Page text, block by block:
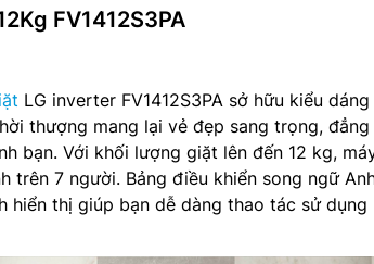
FV1412S3PA
LG inverter FV1412S3PA sở hữu kiểu
thượng mang lại vẻ đẹp sang trọng,
bạn. Với khối lượng giặt lên đến 12 kg,
trên 7 người. Bảng điều khiển song ngữ
hiển thị giúp bạn dễ dàng thao tác sử dụng